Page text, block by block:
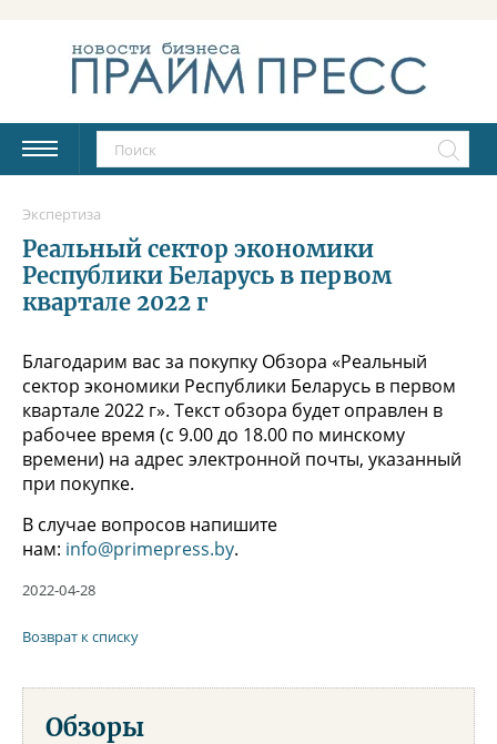
Экспертиза
Реальный сектор экономики
Республики Беларусь в первом
квартале 2022 г
Благодарим вас за покупку Обзора «Реальный
сектор экономики Республики Беларусь в первом
квартале 2022 г». Текст обзора будет оправлен в
рабочее время (с 9.00 до 18.00 по минскому
времени) на адрес электронной почты, указанный
при покупке.
В случае вопросов напишите
нам: info@primepress.by.
2022-04-28
Возврат к списку
Обзоры